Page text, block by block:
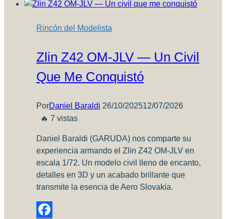
Rincón del Modelista
Zlin Z42 OM-JLV — Un Civil
Que Me Conquistó
PorDaniel Baraldi 26/10/202512/07/2026
🔥 7 vistas
Daniel Baraldi (GARUDA) nos comparte su
experiencia armando el Zlin Z42 OM-JLV en
escala 1/72. Un modelo civil lleno de encanto,
detalles en 3D y un acabado brillante que
transmite la esencia de Aero Slovakia.